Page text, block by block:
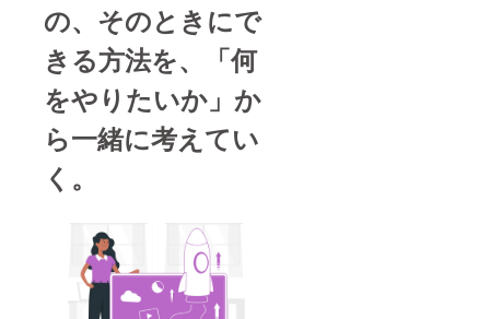
の、そのときにで
きる方法を、「何
をやりたいか」か
ら一緒に考えてい
く。